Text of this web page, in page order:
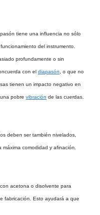
tiene una influencia no sólo
del instrumento.
profundamente o sin
con el diapasón , o que no
tienen un impacto negativo en
pobre vibración de las cuerdas.
deben ser también nivelados,
comodidad y afinación.
acetona o disolvente para
fabricación. Esto ayudará a que